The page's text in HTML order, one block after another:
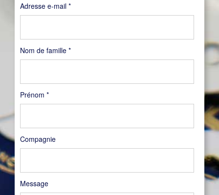
Nom de famille *
Prénom *
Compagnie
Message
Adresse e-mail *Obligatoire